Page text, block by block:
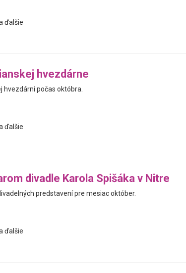
ďalšie
hvezdárne
hvezdárni počas októbra.
ďalšie
divadle Karola Spišáka v Nitre
predstavení pre mesiac október.
ďalšie